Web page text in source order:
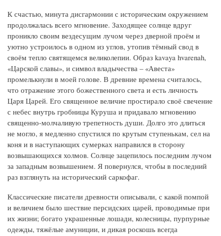
К счастью, минута дисгармонии с историческим окружением
продолжалась всего мгновение. Заходящее солнце вдруг
проникло своим вездесущим лучом через дверной проём и
уютно устроилось в одном из углов, утопив тёмный свод в
своём тепло святящемся великолепии. Образ kavaya hvarenah,
«Царской славы», и символ владычества – «Авеста»
промелькнули в моей голове. В древние времена считалось,
что отражение этого божественного света и есть личность
Царя Царей. Его священное величие простирало своё свечение
с небес внутрь гробницы Куруша и придавало мгновению
священно-молчаливую трепетность души. Долго это длиться
не могло, я медленно спустился по крутым ступенькам, сел на
коня и в наступающих сумерках направился в сторону
возвышающихся холмов. Солнце зацепилось последним лучом
за западным возвышением. Я повернулся, чтобы в последний
раз взглянуть на исторический саркофаг.
Классические писатели древности описывали, с какой помпой
и величием было шествие персидских царей, проводимые при
их жизни; богато украшенные лошади, колесницы, пурпурные
одежды, тяжёлые амуниции, и дикая роскошь всегда